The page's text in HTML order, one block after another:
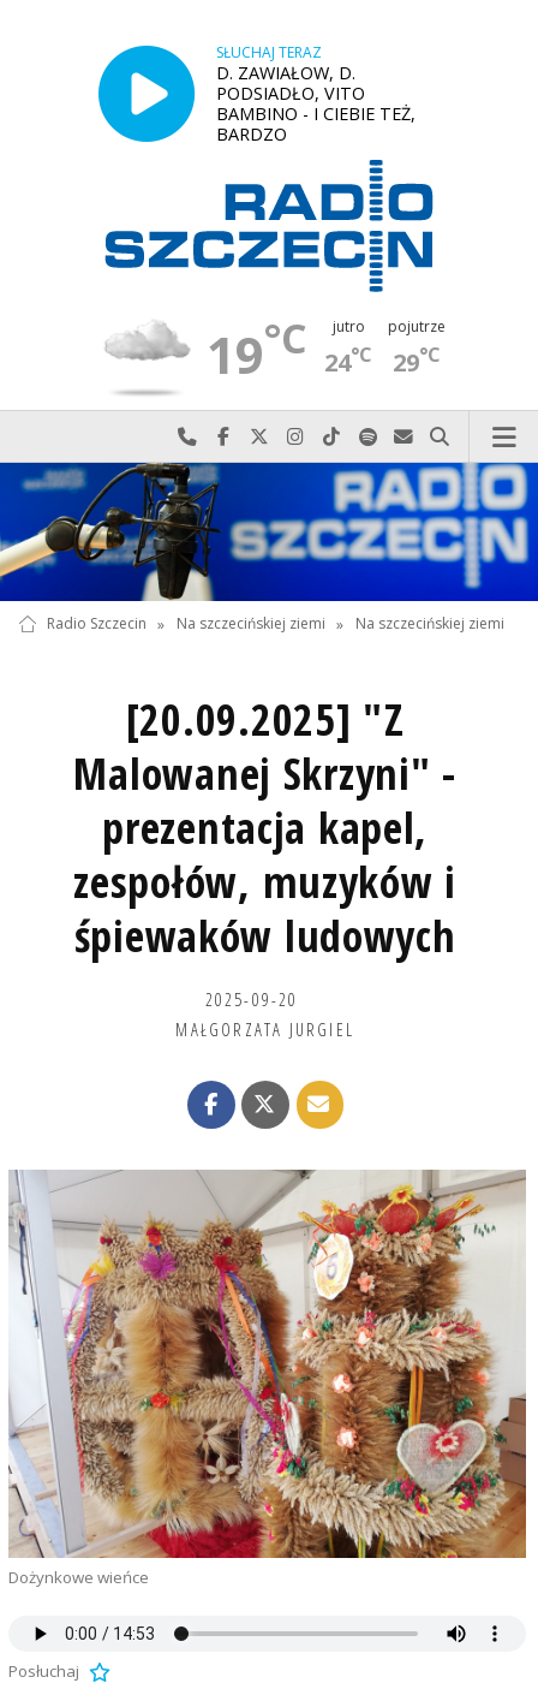
SŁUCHAJ TERAZ
D. ZAWIAŁOW, D.
PODSIADŁO, VITO
BAMBINO - I CIEBIE TEŻ,
BARDZO
19°C jutro
24°C
pojutrze
29°C
Najlepiej po prostu do nas zadzwoń
Odwiedź nas na Facebook-u
Odwiedź nas na X
Odwiedź nas na Instagram-ie
Odwiedź nas na TikTok-u
Szukaj nas na Spotify
Wyślij do nas
Szukaj
Radio Szczecin » Na szczecińskiej ziemi » Na szczecińskiej ziemi
[20.09.2025] "Z
Malowanej Skrzyni" -
prezentacja kapel,
zespołów, muzyków i
śpiewaków ludowych
2025-09-20
MAŁGORZATA JURGIEL
Dożynkowe wieńce
Posłuchaj